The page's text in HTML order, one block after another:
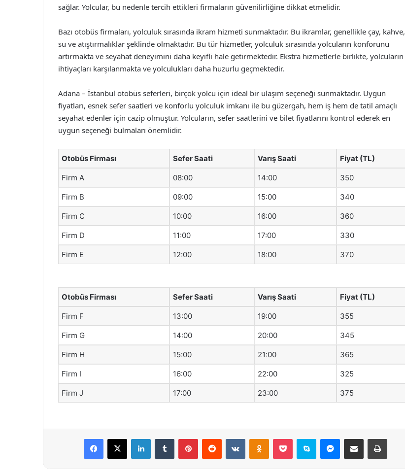
sağlar. Yolcular, bu nedenle tercih ettikleri firmaların güvenilirliğine dikkat etmelidir.
Bazı otobüs firmaları, yolculuk sırasında ikram hizmeti sunmaktadır. Bu ikramlar, genellikle çay, kahve,
su ve atıştırmalıklar şeklinde olmaktadır. Bu tür hizmetler, yolculuk sırasında yolcuların konforunu
artırmakta ve seyahat deneyimini daha keyifli hale getirmektedir. Ekstra hizmetlerle birlikte, yolcuların
ihtiyaçları karşılanmakta ve yolculukları daha huzurlu geçmektedir.
Adana – İstanbul otobüs seferleri, birçok yolcu için ideal bir ulaşım seçeneği sunmaktadır. Uygun
fiyatları, esnek sefer saatleri ve konforlu yolculuk imkanı ile bu güzergah, hem iş hem de tatil amaçlı
seyahat edenler için cazip olmuştur. Yolcuların, sefer saatlerini ve bilet fiyatlarını kontrol ederek en
uygun seçeneği bulmaları önemlidir.
Otobüs Firması Sefer Saati Varış Saati Fiyat (TL)
Firm A 08:00 14:00 350
Firm B 09:00 15:00 340
Firm C 10:00 16:00 360
Firm D 11:00 17:00 330
Firm E 12:00 18:00 370
Otobüs Firması Sefer Saati Varış Saati Fiyat (TL)
Firm F 13:00 19:00 355
Firm G 14:00 20:00 345
Firm H 15:00 21:00 365
Firm I 16:00 22:00 325
Firm J 17:00 23:00 375
Facebook
X LinkedInTumblr PinterestReddit VKontakteOdnoklassniki
Pocket Skype Messenger
E-Posta ile paylaş Yazdır